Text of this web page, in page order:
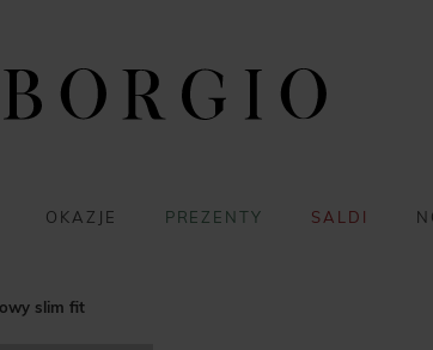
OKAZJE PREZENTY SALDI
slim fit